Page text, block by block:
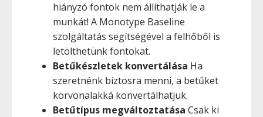
hiányzó fontok nem állíthatják le a
munkát! A Monotype Baseline
szolgáltatás segítségével a felhőből is
letölthetünk fontokat.
Betűkészletek konvertálása Ha
szeretnénk biztosra menni, a betűket
körvonalakká konvertálhatjuk.
Betűtípus megváltoztatása Csak ki